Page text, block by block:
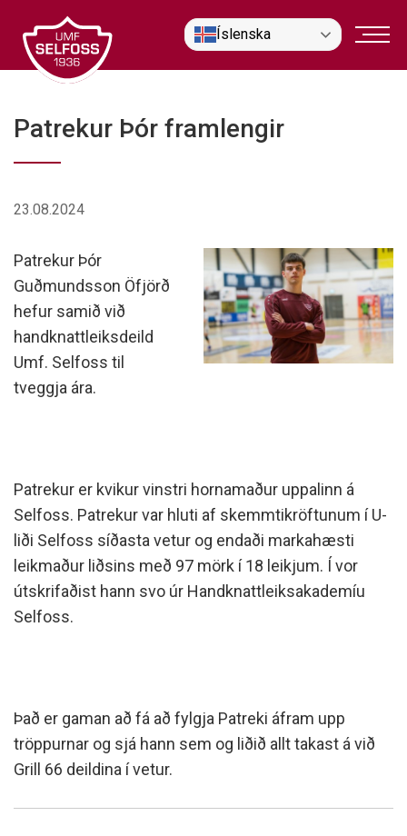
efni
Íslenska
Patrekur Þór framlengir
23.08.2024
Patrekur Þór
Guðmundsson Öfjörð
hefur samið við
handknattleiksdeild
Umf. Selfoss til
tveggja ára.
Patrekur er kvikur vinstri hornamaður uppalinn á
Selfoss. Patrekur var hluti af skemmtikröftunum í U-
liði Selfoss síðasta vetur og endaði markahæsti
leikmaður liðsins með 97 mörk í 18 leikjum. Í vor
útskrifaðist hann svo úr Handknattleiksakademíu
Selfoss.
Það er gaman að fá að fylgja Patreki áfram upp
tröppurnar og sjá hann sem og liðið allt takast á við
Grill 66 deildina í vetur.